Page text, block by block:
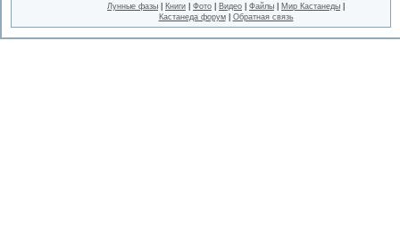
Лунные фазы Книги Фото Видео Файлы Мир Кастанеды
Кастанеда форум| Обратная связь